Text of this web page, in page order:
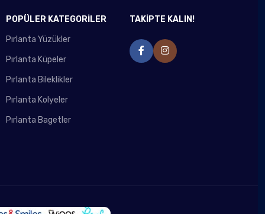
POPÜLER KATEGORİLER
Pırlanta Yüzükler
Pırlanta Küpeler
Pırlanta Bileklikler
Pırlanta Kolyeler
Pırlanta Bagetler
TAKİPTE KALIN!